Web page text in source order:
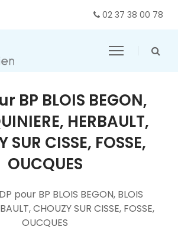
02 37 38 00 78
BP BLOIS BEGON,
HERBAULT,
SUR CISSE, FOSSE,
OUCQUES
pour BP BLOIS BEGON, BLOIS
CHOUZY SUR CISSE, FOSSE,
OUCQUES